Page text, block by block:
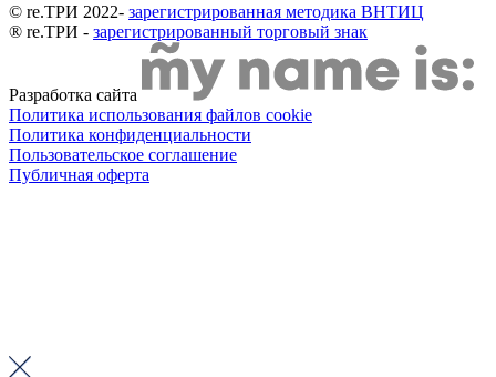
© re.ТРИ 2022- зарегистрированная методика ВНТИЦ
® re.ТРИ - зарегистрированный торговый знак
Разработка сайта
Политика использования файлов cookie
Политика конфиденциальности
Пользовательское соглашение
Публичная оферта